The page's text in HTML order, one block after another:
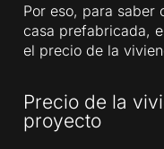
Por eso, para saber
casa prefabricada,
el precio de la
Precio de la
proyecto